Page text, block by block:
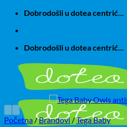
Skip
content
Dobrodošli u dotea centrić...
Dobrodošli u dotea centrić...
Početna /Brandovi /Tega Baby